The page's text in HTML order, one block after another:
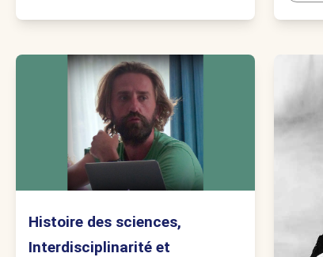
Histoire des sciences,
Interdisciplinarité et